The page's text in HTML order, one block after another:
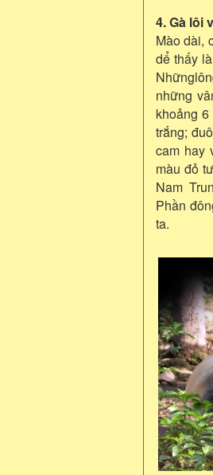
4. Gà lôi
Mào dài,
dể thấy
những
khoảng
trắng;
cam hay
màu đỏ
Nam
Phần
ta.